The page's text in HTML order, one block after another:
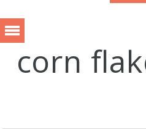
corn